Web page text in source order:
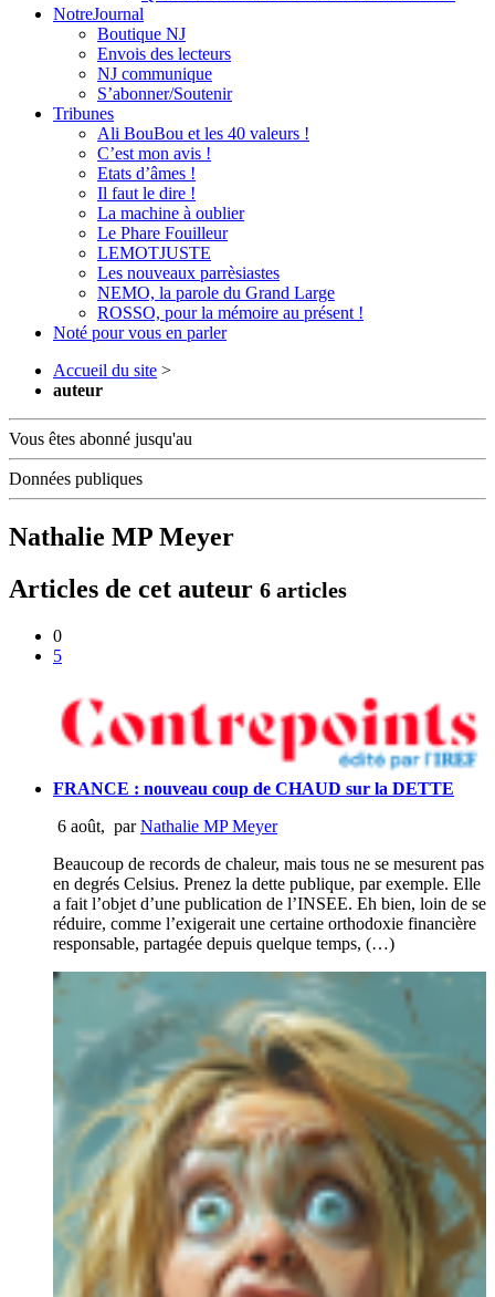
NotreJournal
Boutique NJ
Envois des lecteurs
NJ communique
S’abonner/Soutenir
Tribunes
Ali BouBou et les 40 valeurs !
C’est mon avis !
Etats d’âmes !
Il faut le dire !
La machine à oublier
Le Phare Fouilleur
LEMOTJUSTE
Les nouveaux parrèsiastes
NEMO, la parole du Grand Large
ROSSO, pour la mémoire au présent !
Noté pour vous en parler
Accueil du site >
auteur
Vous êtes abonné jusqu'au
Données publiques
Nathalie MP Meyer
Articles de cet auteur 6 articles
0
5
FRANCE : nouveau coup de CHAUD sur la DETTE
6 août, parNathalie MP Meyer
Beaucoup de records de chaleur, mais tous ne se mesurent pas
en degrés Celsius. Prenez la dette publique, par exemple. Elle
a fait l’objet d’une publication de l’INSEE. Eh bien, loin de se
réduire, comme l’exigerait une certaine orthodoxie financière
responsable, partagée depuis quelque temps, (…)